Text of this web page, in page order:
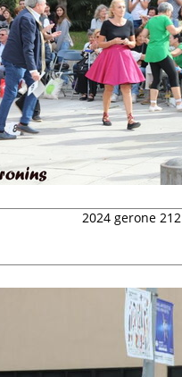
2024 gerone 212